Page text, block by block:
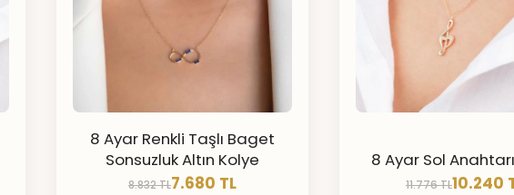
8 Ayar Renkli Taşlı Baget
Sonsuzluk Altın Kolye
8.832 TL7.680 TL
8 Ayar Sol
11.776 TL10.240